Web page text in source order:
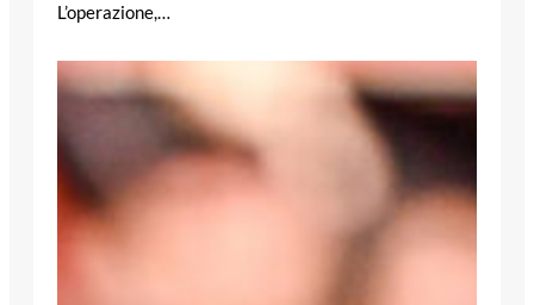
L’operazione,…